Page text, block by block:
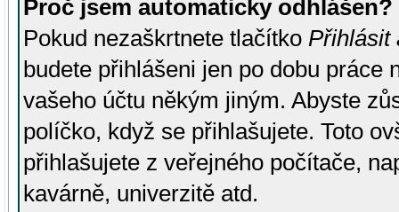
Proč jsem automaticky odhlášen?
Pokud nezaškrtnete tlačítko Přihlásit
budete přihlášeni jen po dobu práce
vašeho účtu někým jiným. Abyste
políčko, když se přihlašujete. Toto
přihlašujete z veřejného počítače,
kavárně, univerzitě atd.